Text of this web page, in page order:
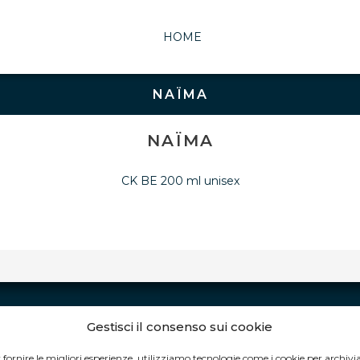
Gestisci il consenso sui cookie
HOME
NAÏMA
NAÏMA
CK BE 200 ml unisex
ORARI DI APERTURA